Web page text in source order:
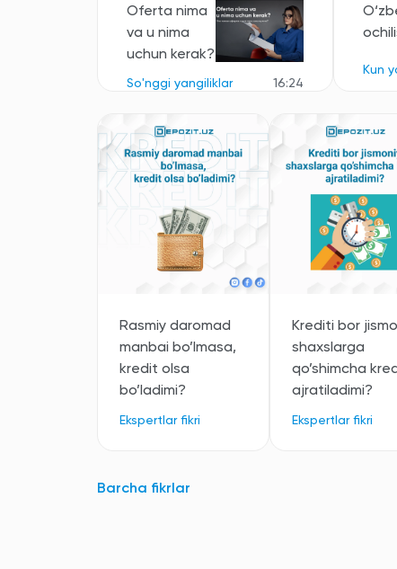
Oferta nima
va u nima
uchun kerak?
So'nggi yangiliklar 16:24
Agar qarz
oluvchi
kreditni
qaytarmasa,
kafil nima
qilishi kerak?
So'nggi yangiliklar
Barcha yangiliklar
Kun
Rasmiy daromad
manbai bo’lmasa,
kredit olsa
bo’ladimi?
Ekspertlar fikri
Krediti bor
shaxslarga
qo’shimcha
ajratiladimi?
Ekspertlar fikri
Barcha fikrlar